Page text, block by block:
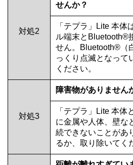
対処2
せんか？
「テプラ」Lite 本体
ル端末とBluetooth®
せん。Bluetooth®（
っくり点滅となって
ください。
対処3
障害物がありません
「テプラ」Lite 本体
に金属や人体、壁な
続できないことがあ
るか、取り除いてく